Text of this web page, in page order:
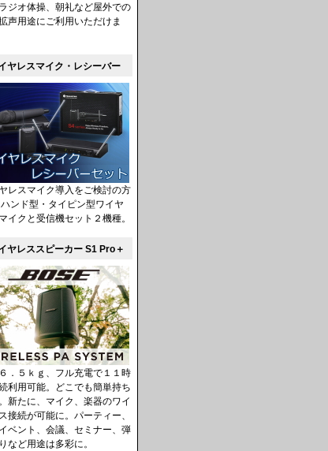
ジオ体操、朝礼など屋外での
声用途にご利用いただけま
ヤレスマイク・レシーバー
レスマイク導入をご検討の方
ンド型・タイピン型ワイヤ
イクと受信機セット２機種。
ヤレススピーカー S1 Pro＋
．５ｋｇ、フル充電で１１時
利用可能。どこでも簡単持ち
新たに、マイク、楽器のワイ
接続が可能に。パーティー、
ベント、会議、セミナー、弾
など用途は多彩に。